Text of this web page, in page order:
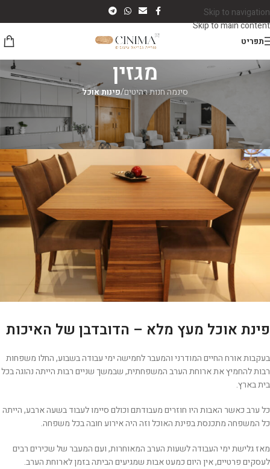
Skip to navigation
Skip to main content
תפריט
מגזין
סינמה חנות רהיטים/פינות אוכל
פינות אוכל
פינת אוכל מעץ מלא
סינמה רהיטיםOn יוני 4, 2026
פינת אוכל מעץ מלא – הדובדבן של האיכות
בעקבות אורח החיים המודרני והמעבר לחמישה ימי עבודה בשבוע, החלו משפחות
רבות להחמיץ את ארוחת הערב המשפחתית, שבמשך שניים רבות הייתה נהוגה בכל
בית בארץ.
כל ערב כאשר האבות היו חוזרים מעבודתם וכולם סיימו לעבוד בשעה ארבע, הייתה
כל המשפחה מתכנסת בפינת האוכל וזה היה אירוע חובה בכל משפחה.
מאז גלישת ימי העבודה לשעות הערב המאוחרות, ועם המעבר של שכירים רבים
לעסקים פרטיים, אין היום כמעט אבות שמגיעים הביתה בזמן לארוחת הערב.